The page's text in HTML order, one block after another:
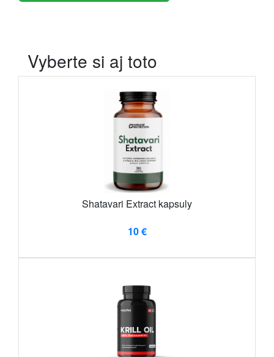
Vyberte si aj toto
Shatavari Extract kapsuly
10 €